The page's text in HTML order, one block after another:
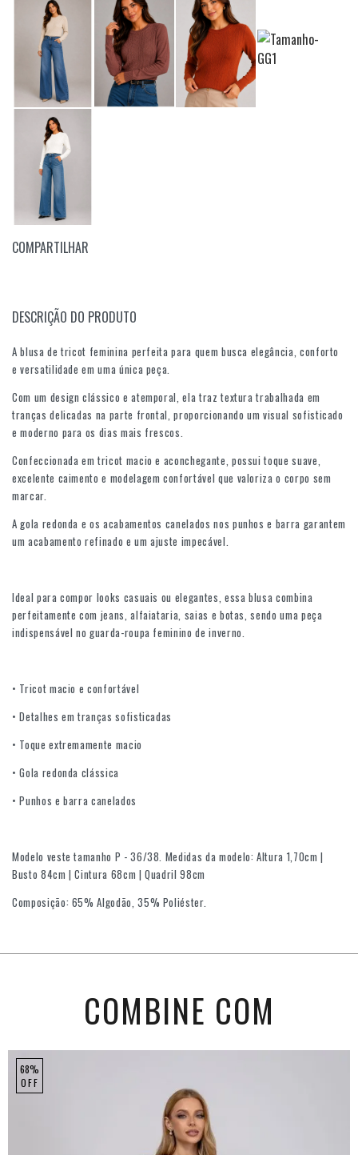
COMPARTILHAR
DESCRIÇÃO DO PRODUTO
A blusa de tricot feminina perfeita para quem busca elegância, conforto
e versatilidade em uma única peça.
Com um design clássico e atemporal, ela traz textura trabalhada em
tranças delicadas na parte frontal, proporcionando um visual sofisticado
e moderno para os dias mais frescos.
Confeccionada em tricot macio e aconchegante, possui toque suave,
excelente caimento e modelagem confortável que valoriza o corpo sem
marcar.
A gola redonda e os acabamentos canelados nos punhos e barra garantem
um acabamento refinado e um ajuste impecável.
Ideal para compor looks casuais ou elegantes, essa blusa combina
perfeitamente com jeans, alfaiataria, saias e botas, sendo uma peça
indispensável no guarda-roupa feminino de inverno.
• Tricot macio e confortável
• Detalhes em tranças sofisticadas
• Toque extremamente macio
• Gola redonda clássica
• Punhos e barra canelados
Modelo veste tamanho P - 36/38. Medidas da modelo: Altura 1,70cm |
Busto 84cm | Cintura 68cm | Quadril 98cm
Composição: 65% Algodão, 35% Poliéster.
COMBINE COM
68%
OFF